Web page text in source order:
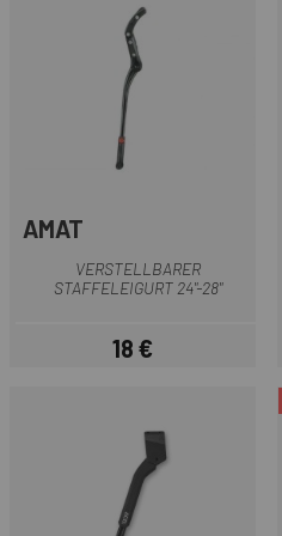
AMAT
VERSTELLBARER
STAFFELEIGURT 24"-28"
Preis
18 €